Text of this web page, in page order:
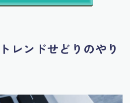
レンドせどりのやり